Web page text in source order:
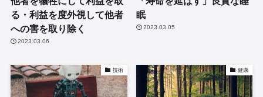
る・利益を度外視して他者
への害を取り除く
2023.03.06
眠
2023.03.05
技術 健康